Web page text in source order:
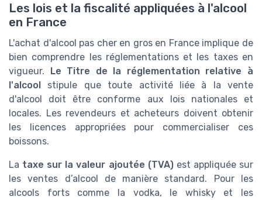
Les lois et la fiscalité appliquées à l'alcool
en France
L'achat d'alcool pas cher en gros en France implique de
bien comprendre les réglementations et les taxes en
vigueur. Le Titre de la réglementation relative à
l'alcool stipule que toute activité liée à la vente
d'alcool doit être conforme aux lois nationales et
locales. Les revendeurs et acheteurs doivent obtenir
les licences appropriées pour commercialiser ces
boissons.
La taxe sur la valeur ajoutée (TVA)est appliquée sur
les ventes d’alcool de manière standard. Pour les
alcools forts comme la vodka, le whisky et les